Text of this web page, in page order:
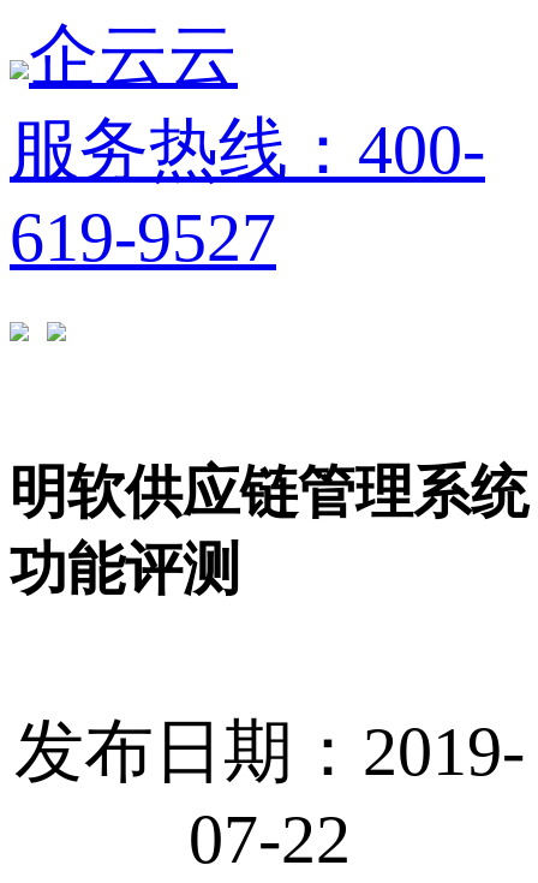
企云云
服务热线：400-
619-9527
明软供应链管理系统
功能评测
发布日期：2019-
07-22